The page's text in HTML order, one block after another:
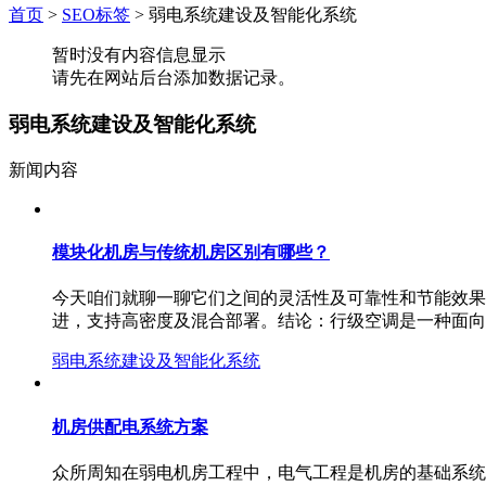
首页 > SEO标签 > 弱电系统建设及智能化系统
暂时没有内容信息显示
请先在网站后台添加数据记录。
弱电系统建设及智能化系统
新闻内容
模块化机房与传统机房区别有哪些？
今天咱们就聊一聊它们之间的灵活性及可靠性和节能效
进，支持高密度及混合部署。结论：行级空调是一种面
弱电系统建设及智能化系统
机房供配电系统方案
众所周知在弱电机房工程中，电气工程是机房的基础系